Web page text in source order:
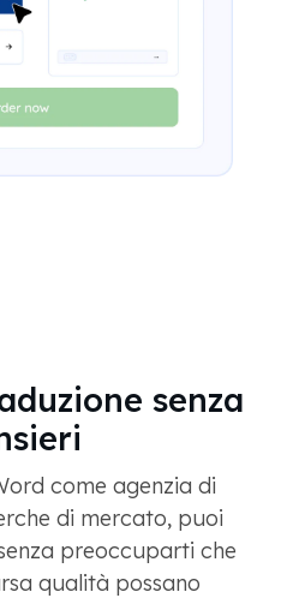
senza
come agenzia di
di mercato, puoi
preoccuparti che
qualità possano